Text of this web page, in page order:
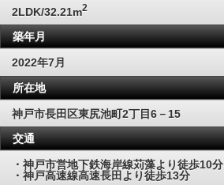
2LDK/32.21m2
築年月
2022年7月
所在地
神戸市長田区東尻池町2丁目6－15
交通
・神戸市営地下鉄海岸線苅藻より徒歩10分
・神戸高速線高速長田より徒歩13分